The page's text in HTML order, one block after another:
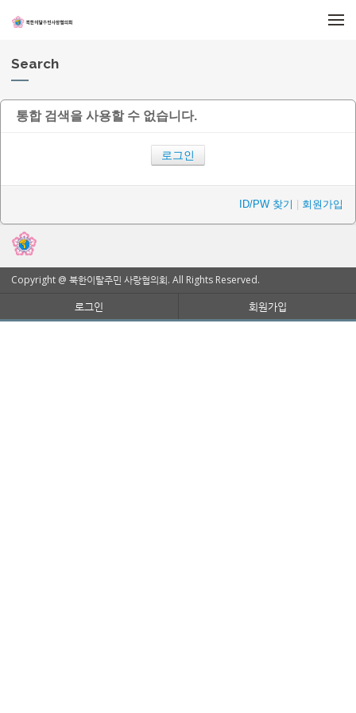
Search
통합 검색을 사용할 수 없습니다.
로그인
ID/PW 찾기 회원가입
Copyright @ 북한이탈주민 사랑협의회. All Rights Reserved.
로그인 회원가입